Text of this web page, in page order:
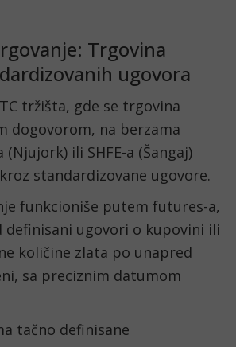
Trgovina
ugovora
tržišta, gde se trgovina
dogovorom, na berzama
(Njujork) ili SHFE-a (Šangaj)
standardizovane ugovore.
funkcioniše putem futures-a,
definisani ugovori o kupovini ili
količine zlata po unapred
sa preciznim datumom
tačno definisane